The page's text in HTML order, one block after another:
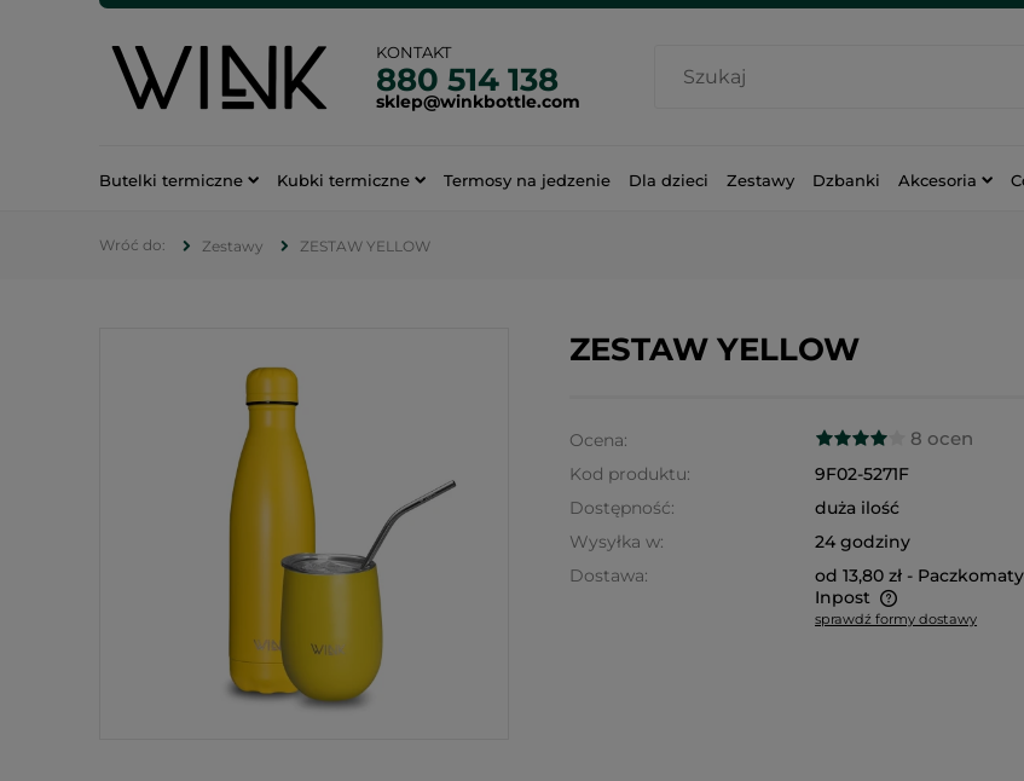
KONTAKT
880 514 138
sklep@winkbottle.com
Butelki termiczne Kubki termiczne Termosy na jedzenie Dla dzieci Zestawy Dzbanki Akcesoria
Zestawy ZESTAW YELLOW
ZESTAW YELLOW
Ocena: 8 ocen
Kod produktu:
9F02-5271F
Dostępność:
duża ilość
Wysyłka w:
24 godziny
Dostawa:
od 13,80 zł - Paczkomaty
Inpost
sprawdź formy dostawy